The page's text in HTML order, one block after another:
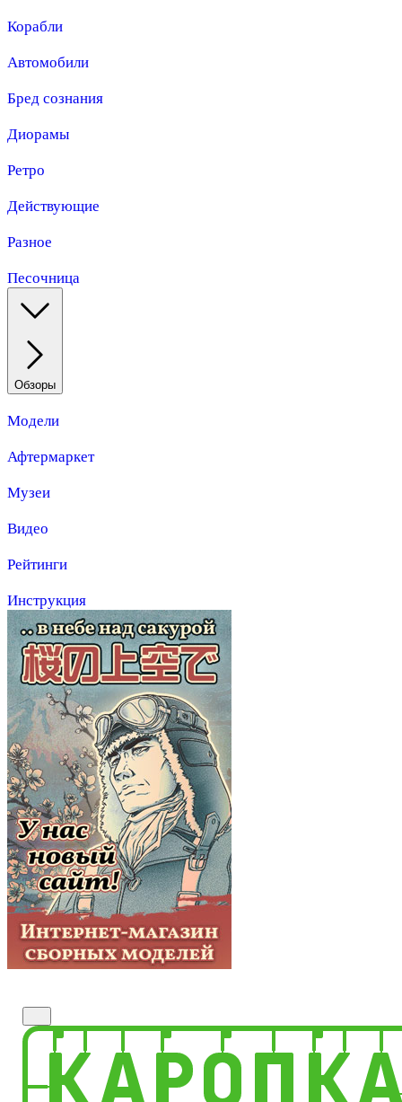
Корабли
Автомобили
Бред сознания
Диорамы
Ретро
Действующие
Разное
Песочница
Обзоры
Модели
Афтермаркет
Музеи
Видео
Рейтинги
Инструкция